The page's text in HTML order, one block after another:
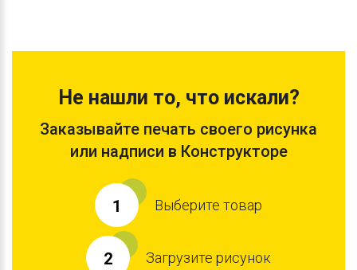
Не нашли то, что искали?
Заказывайте печать своего рисунка
или надписи в Конструкторе
1 Выберите товар
2 Загрузите рисунок